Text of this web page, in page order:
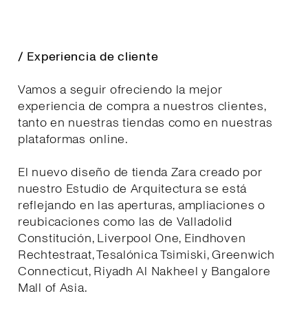
/ Experiencia de cliente
Vamos a seguir ofreciendo la mejor
experiencia de compra a nuestros clientes,
tanto en nuestras tiendas como en nuestras
plataformas online.
El nuevo diseño de tienda Zara creado por
nuestro Estudio de Arquitectura se está
reflejando en las aperturas, ampliaciones o
reubicaciones como las de Valladolid
Constitución, Liverpool One, Eindhoven
Rechtestraat, Tesalónica Tsimiski, Greenwich
Connecticut, Riyadh Al Nakheel y Bangalore
Mall of Asia.